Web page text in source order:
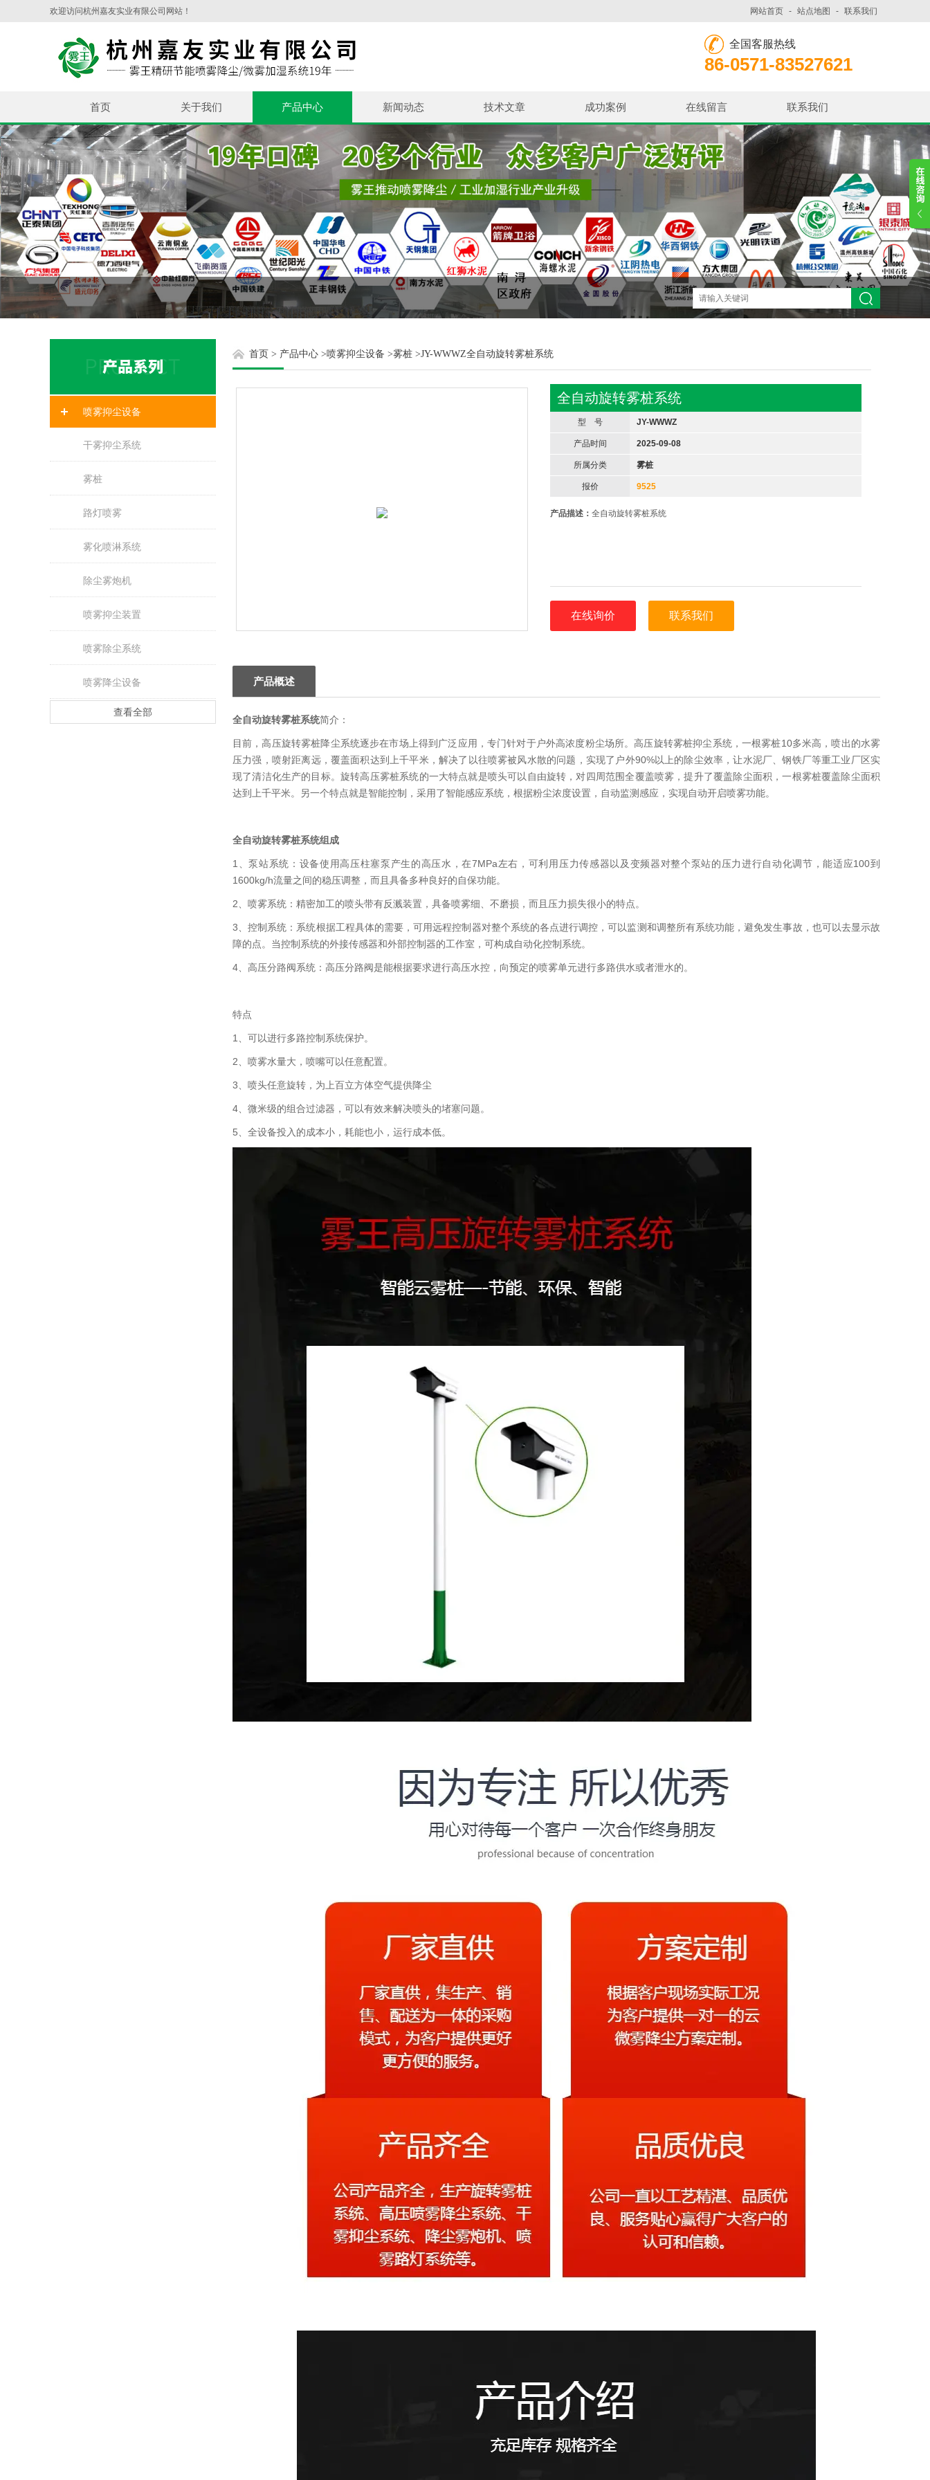
欢迎访问杭州嘉友实业有限公司网站！ 网站首页 - 站点地图 - 联系我们
全国客服热线
86-0571-83527621
首页 关于我们 产品中心 新闻动态 技术文章 成功案例 在线留言 联系我们
喷雾抑尘设备
干雾抑尘系统
雾桩
路灯喷雾
雾化喷淋系统
除尘雾炮机
喷雾抑尘装置
喷雾除尘系统
喷雾降尘设备
查看全部
首页 > 产品中心 >喷雾抑尘设备 >雾桩 >JY-WWWZ全自动旋转雾桩系统
全自动旋转雾桩系统
型 号 JY-WWWZ
产品时间 2025-09-08
所属分类 雾桩
报价 9525
产品描述：全自动旋转雾桩系统
在线询价 联系我们
产品概述
全自动旋转雾桩系统简介：
目前，高压旋转雾桩降尘系统逐步在市场上得到广泛应用，专门针对于户外高浓度粉尘场所。高压旋转雾桩抑尘系统，一根雾桩10多米高，喷出的水雾
压力强，喷射距离远，覆盖面积达到上千平米，解决了以往喷雾被风水散的问题，实现了户外90%以上的除尘效率，让水泥厂、钢铁厂等重工业厂区实
现了清洁化生产的目标。旋转高压雾桩系统的一大特点就是喷头可以自由旋转，对四周范围全覆盖喷雾，提升了覆盖除尘面积，一根雾桩覆盖除尘面积
达到上千平米。另一个特点就是智能控制，采用了智能感应系统，根据粉尘浓度设置，自动监测感应，实现自动开启喷雾功能。
全自动旋转雾桩系统组成
1、泵站系统：设备使用高压柱塞泵产生的高压水，在7MPa左右，可利用压力传感器以及变频器对整个泵站的压力进行自动化调节，能适应100到
1600kg/h流量之间的稳压调整，而且具备多种良好的自保功能。
2、喷雾系统：精密加工的喷头带有反溅装置，具备喷雾细、不磨损，而且压力损失很小的特点。
3、控制系统：系统根据工程具体的需要，可用远程控制器对整个系统的各点进行调控，可以监测和调整所有系统功能，避免发生事故，也可以去显示故
障的点。当控制系统的外接传感器和外部控制器的工作室，可构成自动化控制系统。
4、高压分路阀系统：高压分路阀是能根据要求进行高压水控，向预定的喷雾单元进行多路供水或者泄水的。
特点
1、可以进行多路控制系统保护。
2、喷雾水量大，喷嘴可以任意配置。
3、喷头任意旋转，为上百立方体空气提供降尘
4、微米级的组合过滤器，可以有效来解决喷头的堵塞问题。
5、全设备投入的成本小，耗能也小，运行成本低。